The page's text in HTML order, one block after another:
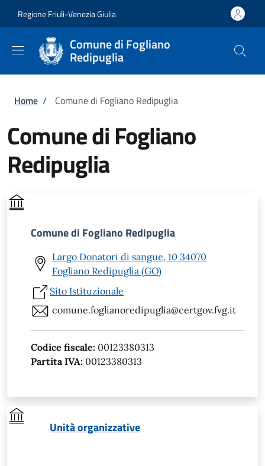
Regione Friuli-Venezia Giulia
Comune di Fogliano
Redipuglia
Briciole di pane
Home / Comune di Fogliano Redipuglia
Comune di Fogliano
Redipuglia
Comune di Fogliano Redipuglia
Largo Donatori di sangue, 10 34070
Fogliano Redipuglia (GO)
Sito Istituzionale
comune.foglianoredipuglia@certgov.fvg.it
Codice fiscale: 00123380313
Partita IVA: 00123380313
Unità organizzative